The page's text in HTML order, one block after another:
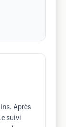
Après
suivi